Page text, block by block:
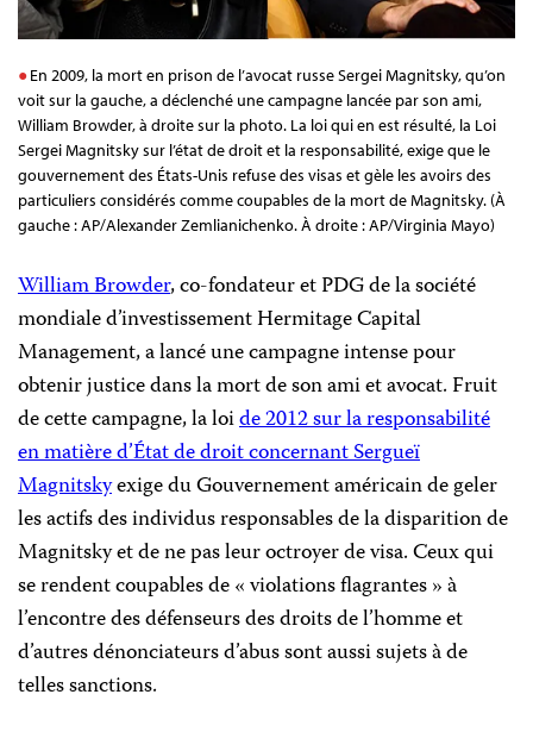
En 2009, la mort en prison de l’avocat russe Sergei Magnitsky, qu’on
voit sur la gauche, a déclenché une campagne lancée par son ami,
William Browder, à droite sur la photo. La loi qui en est résulté, la Loi
Sergei Magnitsky sur l’état de droit et la responsabilité, exige que le
gouvernement des États-Unis refuse des visas et gèle les avoirs des
particuliers considérés comme coupables de la mort de Magnitsky. (À
gauche : AP/Alexander Zemlianichenko. À droite : AP/Virginia Mayo)
William Browder, co-fondateur et PDG de la société
mondiale d’investissement Hermitage Capital
Management, a lancé une campagne intense pour
obtenir justice dans la mort de son ami et avocat. Fruit
de cette campagne, la loide 2012 sur la responsabilité
en matière d’État de droit concernant Sergueï
Magnitskyexige du Gouvernement américain de geler
les actifs des individus responsables de la disparition de
Magnitsky et de ne pas leur octroyer de visa. Ceux qui
se rendent coupables de « violations flagrantes » à
l’encontre des défenseurs des droits de l’homme et
d’autres dénonciateurs d’abus sont aussi sujets à de
telles sanctions.